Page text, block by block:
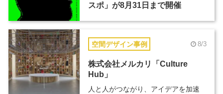
スポ」が8月31日まで開催
空間デザイン事例 8/3
株式会社メルカリ「Culture
Hub」
人と人がつながり、アイデアを加速